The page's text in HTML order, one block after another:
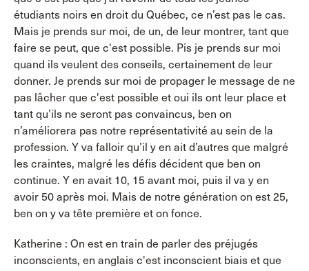
étudiants noirs en droit du Québec, ce n’est pas le cas.
Mais je prends sur moi, de un, de leur montrer, tant que
faire se peut, que c'est possible. Pis je prends sur moi
quand ils veulent des conseils, certainement de leur
donner. Je prends sur moi de propager le message de ne
pas lâcher que c'est possible et oui ils ont leur place et
tant qu’ils ne seront pas convaincus, ben on
n’améliorera pas notre représentativité au sein de la
profession. Y va falloir qu’il y en ait d’autres que malgré
les craintes, malgré les défis décident que ben on
continue. Y en avait 10, 15 avant moi, puis il va y en
avoir 50 après moi. Mais de notre génération on est 25,
ben on y va tête première et on fonce.
Katherine : On est en train de parler des préjugés
inconscients, en anglais c'est inconscient biais et que